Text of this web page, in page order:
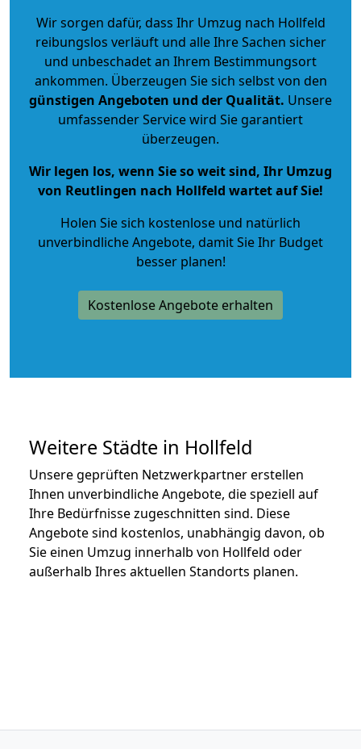
Wir sorgen dafür, dass Ihr Umzug nach Hollfeld
reibungslos verläuft und alle Ihre Sachen sicher
und unbeschadet an Ihrem Bestimmungsort
ankommen. Überzeugen Sie sich selbst von den
günstigen Angeboten und der Qualität. Unsere
umfassender Service wird Sie garantiert
überzeugen.
Wir legen los, wenn Sie so weit sind, Ihr Umzug
von Reutlingen nach Hollfeld wartet auf Sie!
Holen Sie sich kostenlose und natürlich
unverbindliche Angebote, damit Sie Ihr Budget
besser planen!
Kostenlose Angebote erhalten
Weitere Städte in Hollfeld
Unsere geprüften Netzwerkpartner erstellen
Ihnen unverbindliche Angebote, die speziell auf
Ihre Bedürfnisse zugeschnitten sind. Diese
Angebote sind kostenlos, unabhängig davon, ob
Sie einen Umzug innerhalb von Hollfeld oder
außerhalb Ihres aktuellen Standorts planen.